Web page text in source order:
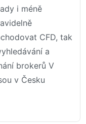
i méně
CFD, tak
a
brokerů V
v Česku